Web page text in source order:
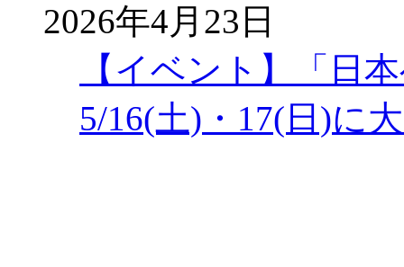
2026年4月23日
【イベント】「日
5/16(土)・17(日)に